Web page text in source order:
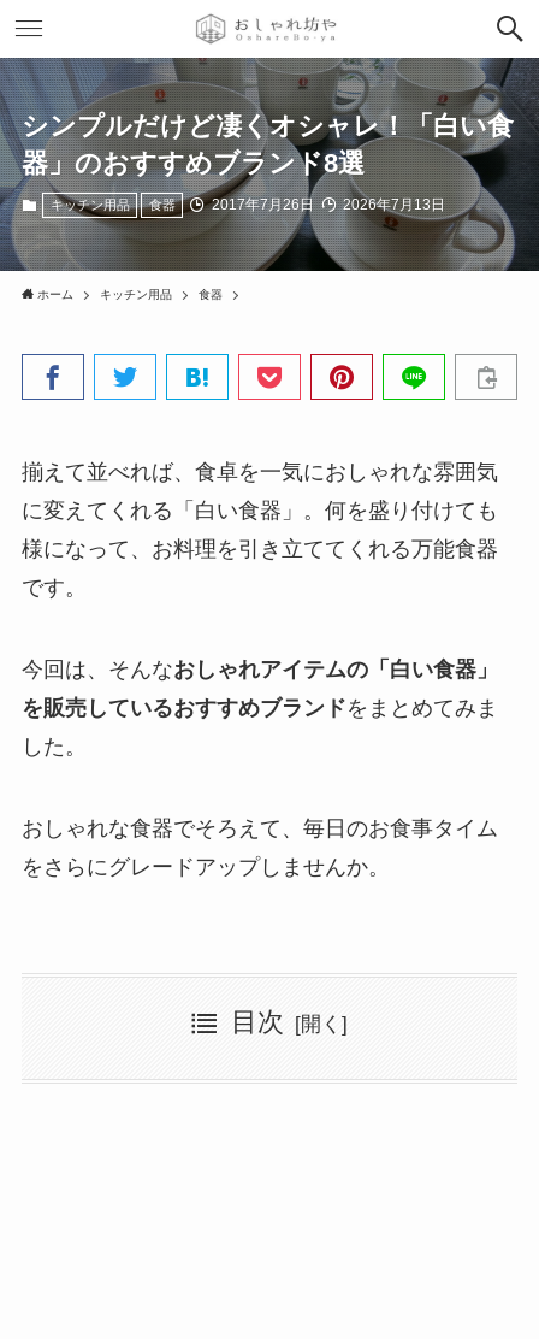
シンプルだけど凄くオシャレ！「白い食
器」のおすすめブランド8選
キッチン用品 食器 2017年7月26日 2026年7月13日
ホーム キッチン用品 食器
揃えて並べれば、食卓を一気におしゃれな雰囲気
に変えてくれる「白い食器」。何を盛り付けても
様になって、お料理を引き立ててくれる万能食器
です。
今回は、そんなおしゃれアイテムの「白い食器」
を販売しているおすすめブランドをまとめてみま
した。
おしゃれな食器でそろえて、毎日のお食事タイム
をさらにグレードアップしませんか。
目次